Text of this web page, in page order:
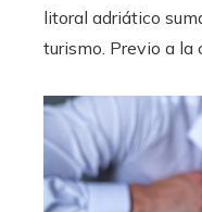
litoral adriático
turismo. Previo a la